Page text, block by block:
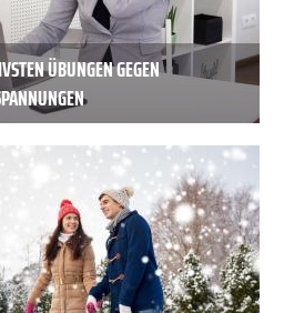
ÜBUNGEN GEGEN